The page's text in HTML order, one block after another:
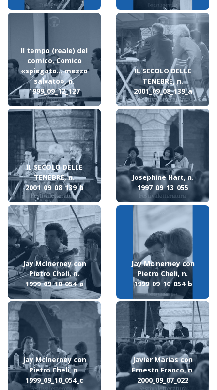
Il tempo (reale) del
comico, Comico
«spiegato... mezzo
salvato», n.
1999_09_12_127
IL SECOLO DELLE
TENEBRE, n.
2001_09_08_139_a
IL SECOLO DELLE
TENEBRE, n.
2001_09_08_139_b
Josephine Hart, n.
1997_09_13_055
Jay McInerney con
Pietro Cheli, n.
1999_09_10_054_a
Jay McInerney con
Pietro Cheli, n.
1999_09_10_054_b
Jay McInerney con
Pietro Cheli, n.
1999_09_10_054_c
Javier Marias con
Ernesto Franco, n.
2000_09_07_022